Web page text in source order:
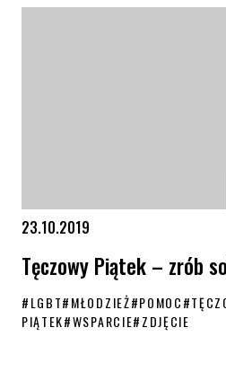
23.10.2019
Tęczowy Piątek – zrób
#LGBT#MŁODZIEŻ#POMOC#
PIĄTEK#WSPARCIE#ZDJĘCIE